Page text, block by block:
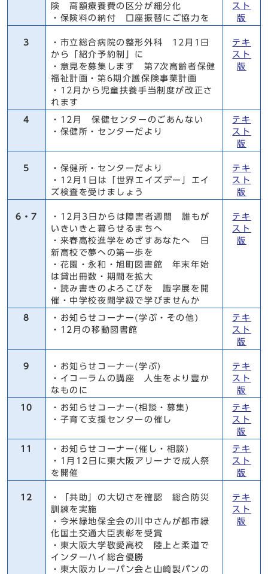
険 高額療養費の区分が細分化
・保険料の納付 口座振替にご協力を
スト
版
3
・市立総合病院の整形外科 12月1日
から「紹介予約制」に
・意見を募集します 第7次高齢者保健
福祉計画・第6期介護保険事業計画
・12月から児童扶養手当制度が改正さ
れます
テキ
スト
版
4
・12月 保健センターのごあんない
・保健所・センターだより
テキ
スト
版
5
・保健所・センターだより
・12月1日は「世界エイズデー」エイ
ズ検査を受けましょう
テキ
スト
版
6・7
・12月3日からは障害者週間 誰もが
いきいきと暮らせるまちへ
・来春高校進学をめざすあなたへ 日
新高校で夢への第一歩を
・花園・永和・旭町図書館 年末年始
は貸出冊数・期間を拡大
・読み書きのよろこびを 識字展を開
催・中学校夜間学級で学びませんか
テキ
スト
版
8
・お知らせコーナー(学ぶ・その他)
・12月の移動図書館
テキ
スト
版
9
・お知らせコーナー(学ぶ)
・イコーラムの講座 人生をより豊か
なものに
テキ
スト
版
10
・お知らせコーナー(相談・募集)
・子育て支援センターの催し
テキ
スト
版
11
・お知らせコーナー(催し・相談)
・1月12日に東大阪アリーナで成人祭
を開催
テキ
スト
版
12
・「共助」の大切さを確認 総合防災
訓練を実施
・今米緑地保全会の川中さんが都市緑
化国土交通大臣表彰を受賞
・東大阪大学敬愛高校 陸上と柔道で
インターハイ総合優勝
・東大阪カレーパン会と山崎製パンの
テキ
スト
版